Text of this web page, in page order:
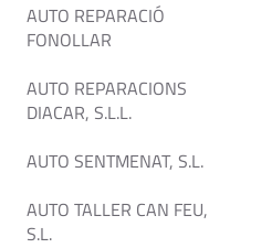
AUTO REPARACIÓ
FONOLLAR
AUTO REPARACIONS
DIACAR, S.L.L.
AUTO SENTMENAT, S.L.
AUTO TALLER CAN FEU,
S.L.